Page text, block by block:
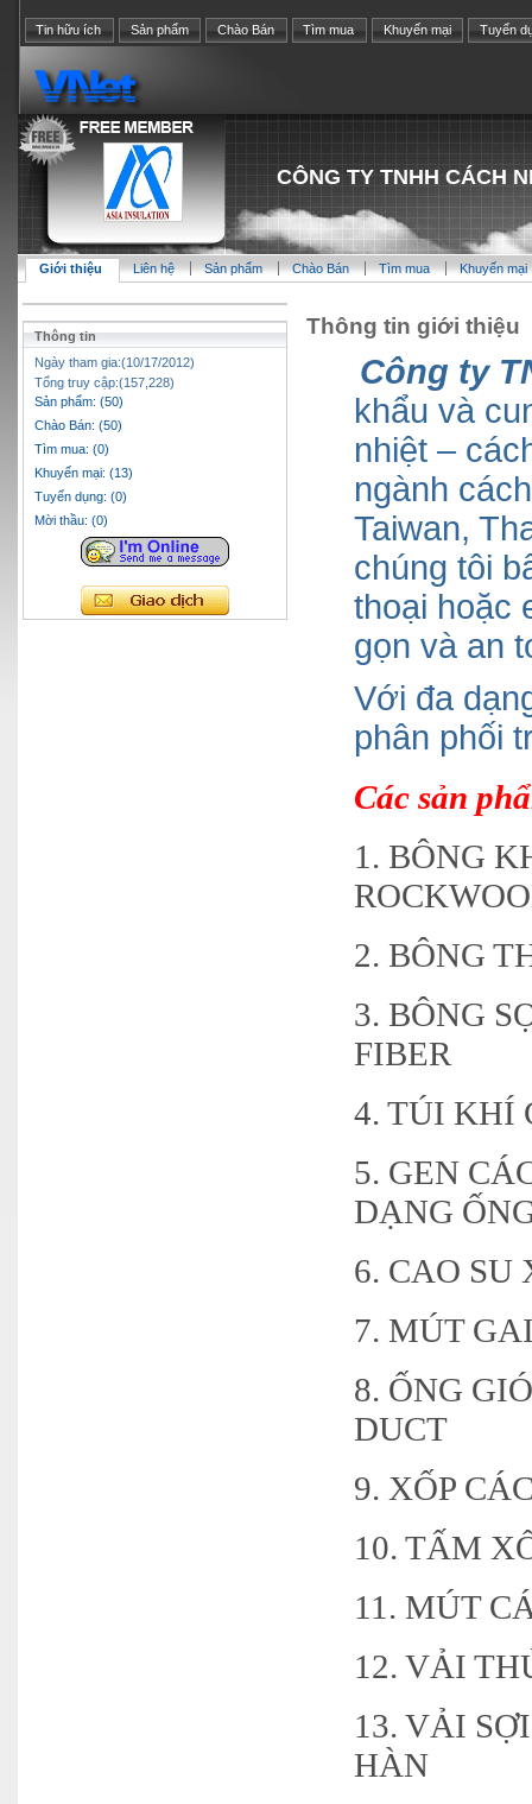
Tin hữu ích Sản phẩm Chào Bán Tìm mua Khuyến mại Tuyển
CÔNG TY TNHH CÁCH
Giới thiệu Liên hệ Sản phẩm Chào Bán Tìm mua Khuyến mại
Thông tin
Ngày tham gia:(10/17/2012)
Tổng truy cập:(157,228)
Sản phẩm: (50)
Chào Bán: (50)
Tìm mua: (0)
Khuyến mại: (13)
Tuyển dụng: (0)
Mời thầu: (0)
Thông tin giới thiệu
Công ty
khẩu và
nhiệt –
ngành
Taiwan,
chúng tôi
thoại hoặc
gọn và an
Với đa
phân phối
Các sản
1. BÔNG
2. BÔNG
3. BÔNG
FIBER
4. TÚI KHÍ
5. GEN
DẠNG
6. CAO SU
7. MÚT
8. ỐNG
DUCT
9. XỐP
10. TẤM
11. MÚT
12. VẢI
13. VẢI
HÀN